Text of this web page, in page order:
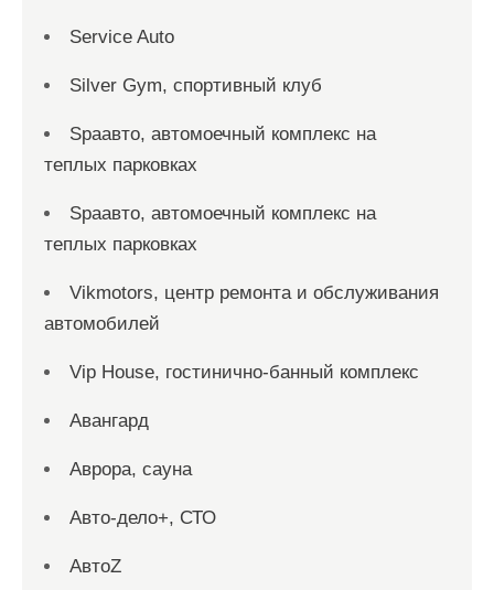
Service Auto
Silver Gym, спортивный клуб
Spaавто, автомоечный комплекс на
теплых парковках
Spaавто, автомоечный комплекс на
теплых парковках
Vikmotors, центр ремонта и обслуживания
автомобилей
Vip House, гостинично-банный комплекс
Авангард
Аврора, сауна
Авто-дело+, СТО
АвтоZ